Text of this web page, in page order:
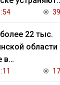
более 22 тыс.
области
в